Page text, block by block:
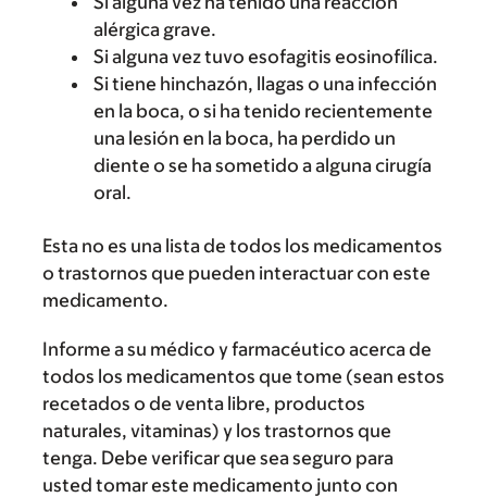
alérgica grave.
Si alguna vez tuvo esofagitis eosinofílica.
Si tiene hinchazón, llagas o una infección
en la boca, o si ha tenido recientemente
una lesión en la boca, ha perdido un
diente o se ha sometido a alguna cirugía
oral.
Esta no es una lista de todos los medicamentos
o trastornos que pueden interactuar con este
medicamento.
Informe a su médico y farmacéutico acerca de
todos los medicamentos que tome (sean estos
recetados o de venta libre, productos
naturales, vitaminas) y los trastornos que
tenga. Debe verificar que sea seguro para
usted tomar este medicamento junto con